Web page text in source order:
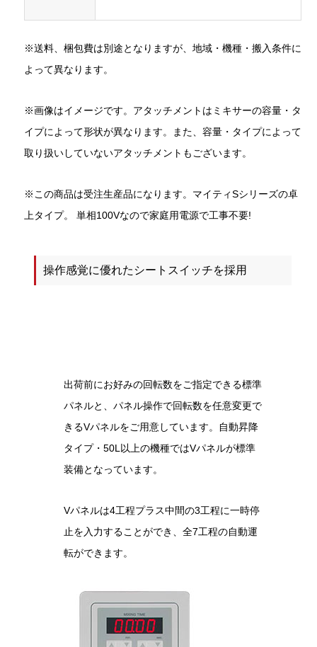
※送料、梱包費は別途となりますが、地域・機種・搬入条件に
よって異なります。
※画像はイメージです。アタッチメントはミキサーの容量・タ
イプによって形状が異なります。また、容量・タイプによって
取り扱いしていないアタッチメントもございます。
※この商品は受注生産品になります。マイティSシリーズの卓
上タイプ。 単相100Vなので家庭用電源で工事不要!
操作感覚に優れたシートスイッチを採用
出荷前にお好みの回転数をご指定できる標準
パネルと、パネル操作で回転数を任意変更で
きるVパネルをご用意しています。自動昇降
タイプ・50L以上の機種ではVパネルが標準
装備となっています。
Vパネルは4工程プラス中間の3工程に一時停
止を入力することができ、全7工程の自動運
転ができます。